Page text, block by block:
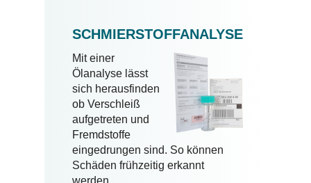
SCHMIERSTOFFANALYSE
Mit einer
Ölanalyse lässt
sich herausfinden
ob Verschleiß
aufgetreten und
Fremdstoffe
eingedrungen sind. So können
Schäden frühzeitig erkannt
werden.